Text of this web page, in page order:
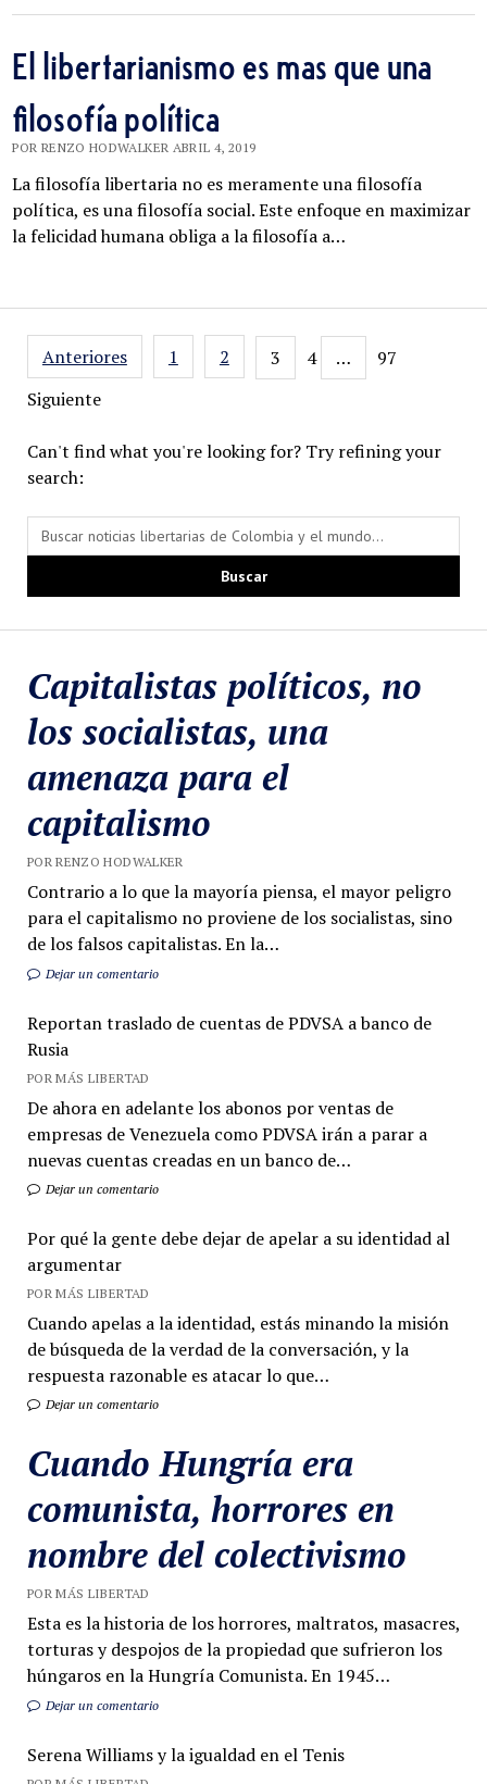
Capitalistas políticos, no
los socialistas, una
amenaza para el
capitalismo
POR RENZO HODWALKER
Contrario a lo que la mayoría piensa, el mayor peligro
para el capitalismo no proviene de los socialistas, sino
de los falsos capitalistas. En la…
Dejar un comentario
Reportan traslado de cuentas de PDVSA a banco de
Rusia
POR MÁS LIBERTAD
De ahora en adelante los abonos por ventas de
empresas de Venezuela como PDVSA irán a parar a
nuevas cuentas creadas en un banco de…
Dejar un comentario
Por qué la gente debe dejar de apelar a su identidad al
argumentar
POR MÁS LIBERTAD
Cuando apelas a la identidad, estás minando la misión
de búsqueda de la verdad de la conversación, y la
respuesta razonable es atacar lo que…
Dejar un comentario
Cuando Hungría era
comunista, horrores en
nombre del colectivismo
POR MÁS LIBERTAD
Esta es la historia de los horrores, maltratos, masacres,
torturas y despojos de la propiedad que sufrieron los
húngaros en la Hungría Comunista. En 1945…
Dejar un comentario
Serena Williams y la igualdad en el Tenis
El libertarianismo es mas que una
filosofía política
POR RENZO HODWALKER ABRIL 4, 2019
La filosofía libertaria no es meramente una filosofía
política, es una filosofía social. Este enfoque en maximizar
la felicidad humana obliga a la filosofía a…
Navegación
de
Anteriores 1 2 3 4 …
97
Siguiente
Can't find what you're looking for? Try refining your
search: